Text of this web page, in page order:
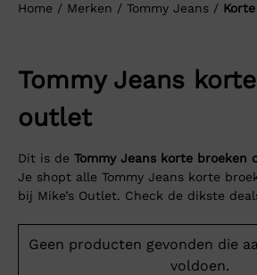
Home / Merken / Tommy Jeans /
Tommy Jeans
outlet
Dit is de Tommy Jeans korte broeken
Je shopt alle Tommy Jeans korte
bij Mike’s Outlet. Check de dikste
Geen producten gevonden die
voldoen.